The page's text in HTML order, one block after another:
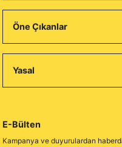
Öne Çıkanlar
Yasal
E-Bülten
Kampanya ve duyurulardan